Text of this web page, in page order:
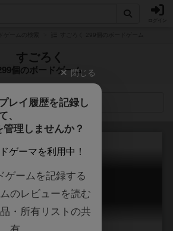
すごろく
個のボードゲーム
検索メニュー
ごくろす
Letter Eraser
閉じる
レイ履歴を記録し
、
理しませんか？
ゲーマを利用中！
ゲームを記録する
のレビューを読む
・所有リストの共